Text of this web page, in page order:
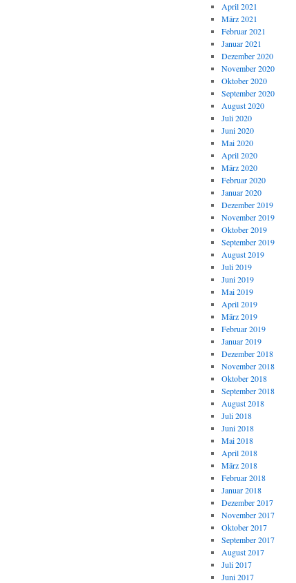
April 2021
März 2021
Februar 2021
Januar 2021
Dezember 2020
November 2020
Oktober 2020
September 2020
August 2020
Juli 2020
Juni 2020
Mai 2020
April 2020
März 2020
Februar 2020
Januar 2020
Dezember 2019
November 2019
Oktober 2019
September 2019
August 2019
Juli 2019
Juni 2019
Mai 2019
April 2019
März 2019
Februar 2019
Januar 2019
Dezember 2018
November 2018
Oktober 2018
September 2018
August 2018
Juli 2018
Juni 2018
Mai 2018
April 2018
März 2018
Februar 2018
Januar 2018
Dezember 2017
November 2017
Oktober 2017
September 2017
August 2017
Juli 2017
Juni 2017